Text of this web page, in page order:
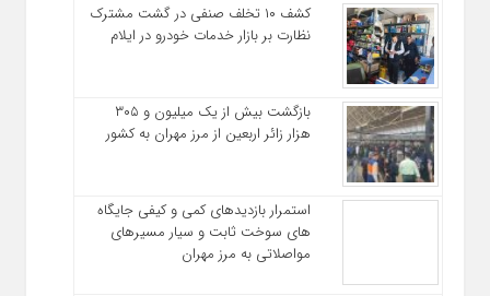
کشف ۱۰ تخلف صنفی در گشت مشترک
نظارت بر بازار خدمات خودرو در ایلام
بازگشت بیش از یک میلیون و ۳۰۵
هزار زائر اربعین از مرز مهران به کشور
استمرار بازدیدهای کمی و کیفی جایگاه‌
های سوخت ثابت و سیار مسیرهای
مواصلاتی به مرز مهران